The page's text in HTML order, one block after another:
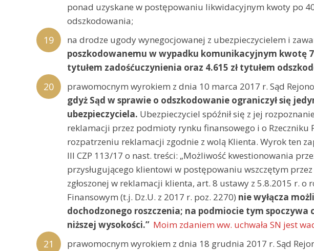
ponad uzyskane w postępowaniu likwidacyjnym kwoty po
odszkodowania;
na drodze ugody wynegocjowanej z ubezpieczycielem i
poszkodowanemu w wypadku komunikacyjnym kwotę
tytułem zadośćuczynienia oraz 4.615 zł tytułem
prawomocnym wyrokiem z dnia 10 marca 2017 r. Sąd
gdyż Sąd w sprawie o odszkodowanie ograniczył się
ubezpieczyciela. Ubezpieczyciel spóźnił się z jej
reklamacji przez podmioty rynku finansowego i o Rzeczniku
rozpatrzeniu reklamacji zgodnie z wolą Klienta. Wyrok ten
III CZP 113/17 o nast. treści: „Możliwość kwestionowania
przysługującego klientowi w postępowaniu wszczętym
zgłoszonej w reklamacji klienta, art. 8 ustawy z 5.8.2015 r.
Finansowym (t.j. Dz.U. z 2017 r. poz. 2270) nie wyłącza
dochodzonego roszczenia; na podmiocie tym spoczywa
niższej wysokości.” Moim zdaniem ww. uchwała SN jest
prawomocnym wyrokiem z dnia 18 grudnia 2017 r. Sąd